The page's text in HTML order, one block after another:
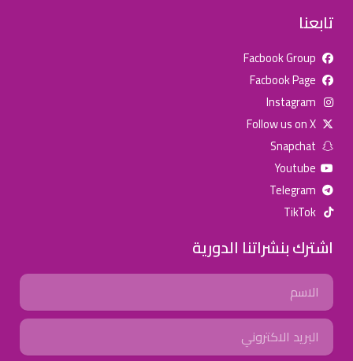
تابعنا
Facbook Group
Facbook Page
Instagram
Follow us on X
Snapchat
Youtube
Telegram
TikTok
اشترك بنشراتنا الدورية
Name
Email
للإعلان على منصة سكولي وجروب مدارس عالمية وأهلية يشرفنا
جروب فيسبوك
تويتر (X) سناب شات يوتيوب